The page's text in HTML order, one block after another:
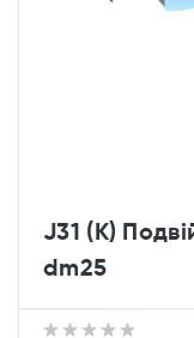
J31 (К)
dm25